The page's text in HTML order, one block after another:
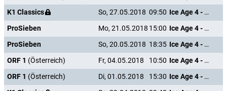
K1 Classics
So, 27.05.2018 09:50
Ice Age 4 - Voll verschoben
ProSieben
Mo, 21.05.2018 15:00
Ice Age 4 - Voll verschoben
ProSieben
So, 20.05.2018 18:35
Ice Age 4 - Voll verschoben
ORF 1 (Österreich) Fr, 04.05.2018 10:50
Ice Age 4 - Voll verschoben
ORF 1 (Österreich) Di, 01.05.2018 15:30
Ice Age 4 - Voll verschoben